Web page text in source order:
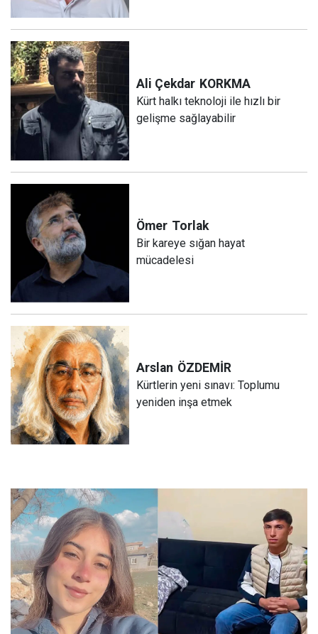
Ali Çekdar KORKMA
Kürt halkı teknoloji ile hızlı bir
gelişme sağlayabilir
Ömer Torlak
Bir kareye sığan hayat
mücadelesi
Arslan ÖZDEMİR
Kürtlerin yeni sınavı: Toplumu
yeniden inşa etmek